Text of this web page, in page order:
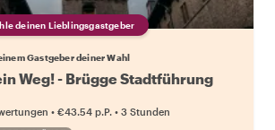
deinen Lieblingsgastgeber
Gastgeber deiner Wahl
Weg! - Brügge Stadtführung
• €43.54 p.P. • 3 Stunden